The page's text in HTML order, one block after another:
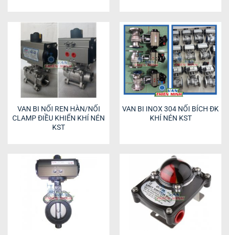
VAN BI NỐI REN HÀN/NỐI
CLAMP ĐIỀU KHIỂN KHÍ NÉN
KST
VAN BI INOX 304 NỐI BÍCH ĐK
KHÍ NÉN KST